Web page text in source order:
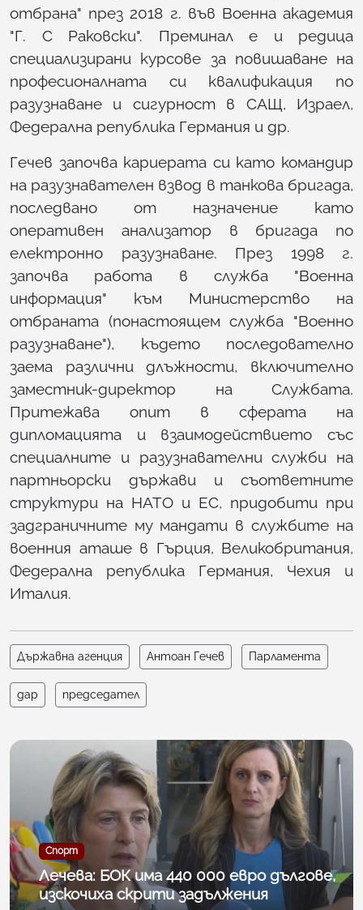
отбрана" през 2018 г. във Военна академия
"Г. С Раковски". Преминал е и редица
специализирани курсове за повишаване на
професионалната си квалификация по
разузнаване и сигурност в САЩ, Израел,
Федерална република Германия и др.
Гечев започва кариерата си като командир
на разузнавателен взвод в танкова бригада,
последвано от назначение като
оперативен анализатор в бригада по
електронно разузнаване. През 1998 г.
започва работа в служба "Военна
информация" към Министерство на
отбраната (понастоящем служба "Военно
разузнаване"), където последователно
заема различни длъжности, включително
заместник-директор на Службата.
Притежава опит в сферата на
дипломацията и взаимодействието със
специалните и разузнавателни служби на
партньорски държави и съответните
структури на НАТО и ЕС, придобити при
задграничните му мандати в службите на
военния аташе в Гърция, Великобритания,
Федерална република Германия, Чехия и
Италия.
Държавна агенция Антоан Гечев Парламента
дар председател
Спорт
Лечева: БОК има 440 000 евро дългове,
изскочиха скрити задължения